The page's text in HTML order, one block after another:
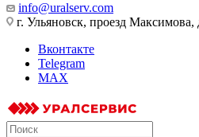
info@uralserv.com
г. Ульяновск, проезд Максимова,
Вконтакте
Telegram
MAX